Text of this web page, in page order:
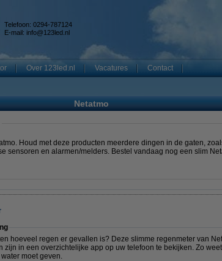
Telefoon: 0294-787124
E-mail: info@123led.nl
Over 123led.nl Vacatures Contact
Netatmo
Houd met deze producten meerdere dingen in de gaten,
sensoren en alarmen/melders. Bestel vandaag nog een slim
hoeveel regen er gevallen is? Deze slimme regenmeter van
zijn in een overzichtelijke app op uw telefoon te bekijken. Zo
moet geven.